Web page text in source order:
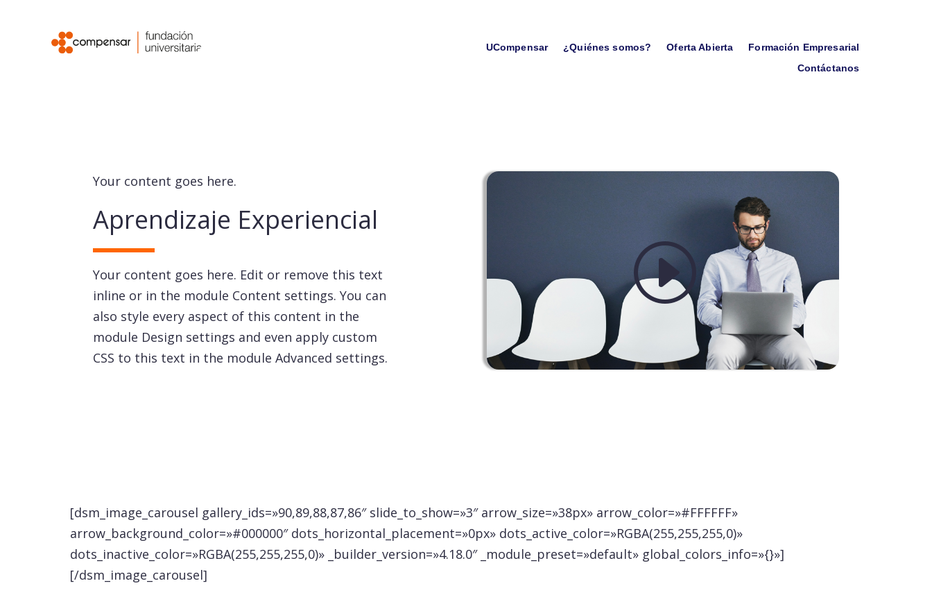
UCompensar ¿Quiénes somos? Oferta Abierta
Formación Empresarial
Contáctanos
Your content goes here.
Aprendizaje Experiencial
Your content goes here. Edit or remove this text
inline or in the module Content settings. You can
also style every aspect of this content in the
module Design settings and even apply custom
CSS to this text in the module Advanced settings.
[dsm_image_carousel gallery_ids=»90,89,88,87,86″ slide_to_show=»3″ arrow_size=»38px» arrow_color=»#FFFFFF»
arrow_background_color=»#000000″ dots_horizontal_placement=»0px» dots_active_color=»RGBA(255,255,255,0)»
dots_inactive_color=»RGBA(255,255,255,0)» _builder_version=»4.18.0″ _module_preset=»default» global_colors_info=»{}»]
[/dsm_image_carousel]